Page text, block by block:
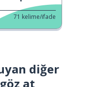
71 kelime/ifade
diğer
at